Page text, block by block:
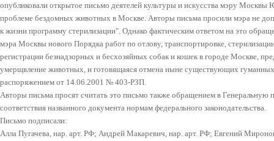
опубликовали открытое письмо деятелей культуры и искусства мэру
проблеме бездомных животных в Москве. Авторы письма просили мэра не
к жизни программу стерилизации". Однако фактическим ответом на это
мэра Москвы нового Порядка работ по отлову, транспортировке,
регистрации безнадзорных и бесхозяйных собак и кошек в городе Москве,
умерщвление животных, и готовящаяся отмена ныне существующих
распоряжением от 14.06.2001 № 403-РЗП.
Авторы письма просят считать это письмо также обращением в Генеральную
соответствия названного документа нормам федерального законодательства.
Письмо подписали:
Алла Пугачева, нар. арт. РФ; Андрей Макаревич, нар. арт. РФ; Евгений